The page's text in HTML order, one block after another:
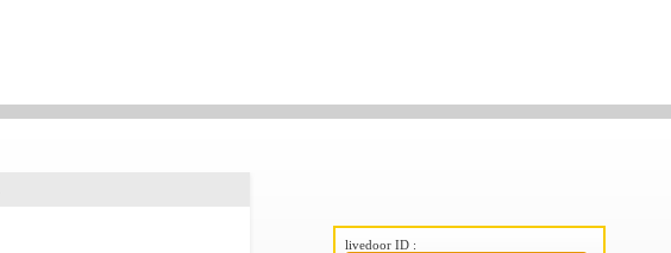
livedoor ID :